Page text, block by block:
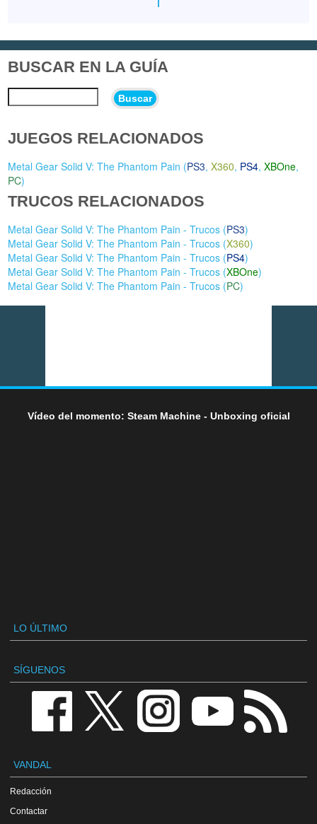
BUSCAR EN LA GUÍA
Buscar
JUEGOS RELACIONADOS
Metal Gear Solid V: The Phantom Pain (PS3,X360, PS4,XBOne,
PC)
TRUCOS RELACIONADOS
Metal Gear Solid V: The Phantom Pain - Trucos (PS3)
Metal Gear Solid V: The Phantom Pain - Trucos (X360)
Metal Gear Solid V: The Phantom Pain - Trucos (PS4)
Metal Gear Solid V: The Phantom Pain - Trucos (XBOne)
Metal Gear Solid V: The Phantom Pain - Trucos (PC)
Vídeo del momento: Steam Machine - Unboxing oficial
LO ÚLTIMO
SÍGUENOS
VANDAL
Redacción
Contactar